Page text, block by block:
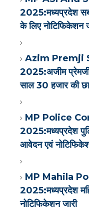
2025:मध्यप्रदेश सब
के लिए नोटिफिकेशन
Azim Premji
2025:अजीम
साल 30 हजार की
MP Police
2025:मध्यप्रदेश
आवेदन एवं
MP Mahila
2025:मध्यप्रदेश
नोटिफिकेशन जारी